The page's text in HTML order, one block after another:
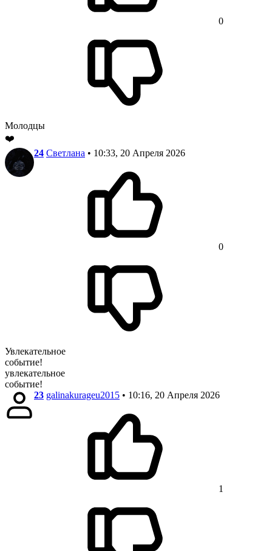
0
Молодцы
❤️
24 Светлана • 10:33, 20 Апреля 2026
0
Увлекательное
событие!
увлекательное
событие!
23 galinakurageu2015 • 10:16, 20 Апреля 2026
1